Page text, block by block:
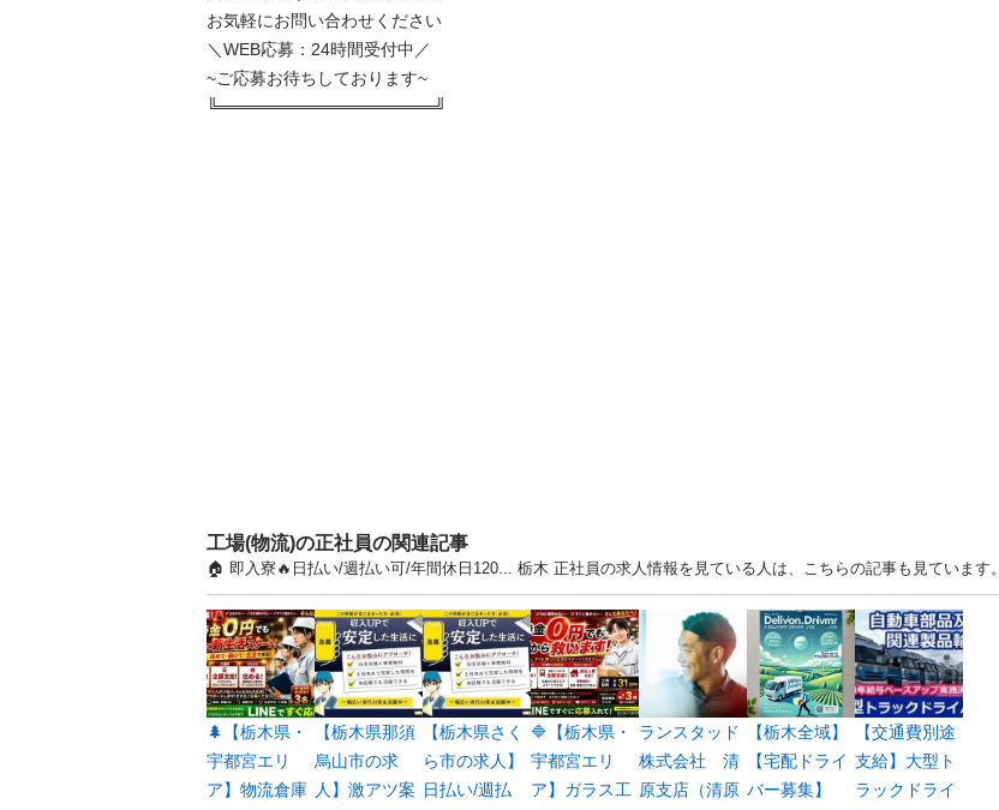
お気軽にお問い合わせください
＼WEB応募：24時間受付中／
~ご応募お待ちしております~
╚══════════════════╝
工場(物流)の正社員の関連記事
🏠 即入寮🔥日払い/週払い可/年間休日120... 栃木 正社員の求人情報を見ている人は、こちらの記事も見ています。
🌲【栃木県・
宇都宮エリ
ア】物流倉庫
【栃木県那須
烏山市の求
人】激アツ案
【栃木県さく
ら市の求人】
日払い/週払
🔷【栃木県・
宇都宮エリ
ア】ガラス工
ランスタッド
株式会社 清
原支店（清原
【栃木全域】
【宅配ドライ
バー募集】
【交通費別途
支給】大型ト
ラックドライ